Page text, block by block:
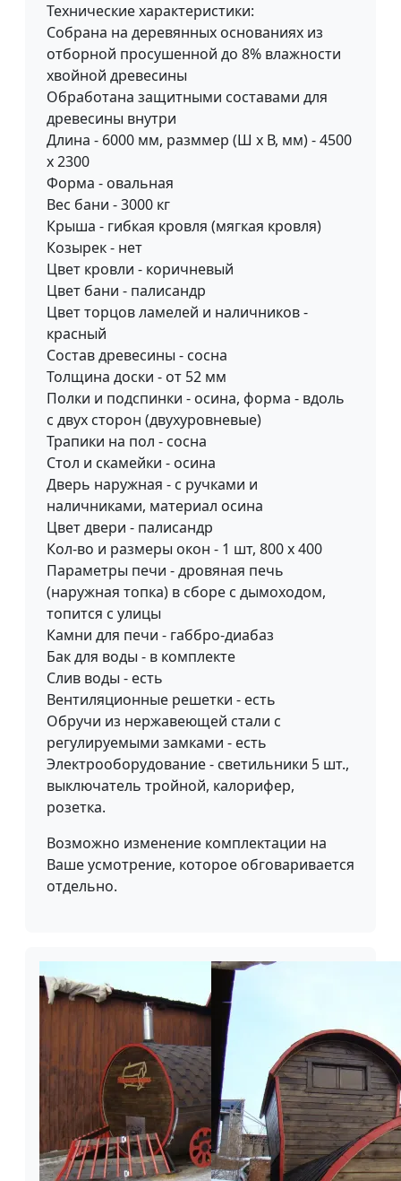
Технические характеристики:
Собрана на деревянных основаниях из
отборной просушенной до 8% влажности
хвойной древесины
Обработана защитными составами для
древесины внутри
Длина - 6000 мм, разммер (Ш х В, мм) - 4500
х 2300
Форма - овальная
Вес бани - 3000 кг
Крыша - гибкая кровля (мягкая кровля)
Козырек - нет
Цвет кровли - коричневый
Цвет бани - палисандр
Цвет торцов ламелей и наличников -
красный
Состав древесины - сосна
Толщина доски - от 52 мм
Полки и подспинки - осина, форма - вдоль
с двух сторон (двухуровневые)
Трапики на пол - сосна
Стол и скамейки - осина
Дверь наружная - с ручками и
наличниками, материал осина
Цвет двери - палисандр
Кол-во и размеры окон - 1 шт, 800 х 400
Параметры печи - дровяная печь
(наружная топка) в сборе с дымоходом,
топится с улицы
Камни для печи - габбро-диабаз
Бак для воды - в комплекте
Слив воды - есть
Вентиляционные решетки - есть
Обручи из нержавеющей стали с
регулируемыми замками - есть
Электрооборудование - светильники 5 шт.,
выключатель тройной, калорифер,
розетка.
Возможно изменение комплектации на
Ваше усмотрение, которое обговаривается
отдельно.